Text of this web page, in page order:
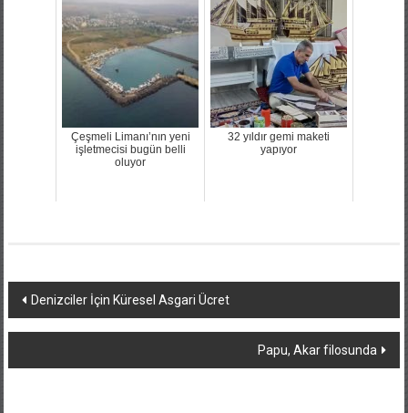
Çeşmeli Limanı’nın yeni
işletmecisi bugün belli
oluyor
32 yıldır gemi maketi
yapıyor
Yazı
dolaşımı
Denizciler İçin Küresel Asgari Ücret
Papu, Akar filosunda